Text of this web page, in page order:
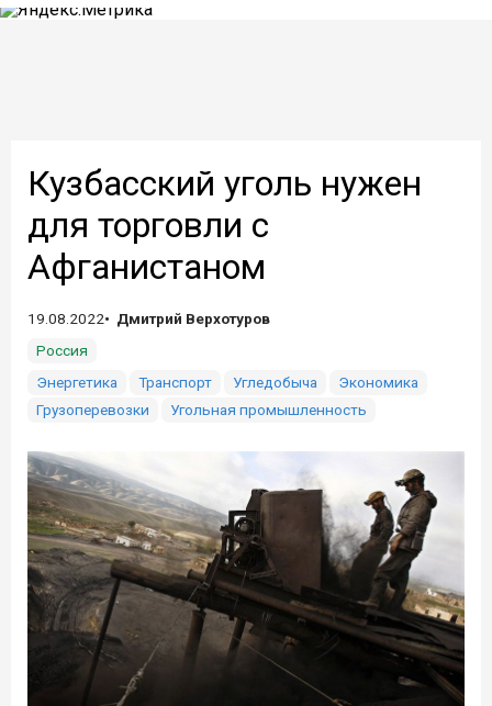
Кузбасский уголь нужен
для торговли с
Афганистаном
19.08.2022
Дмитрий Верхотуров
Россия
Энергетика
Транспорт Угледобыча
Экономика
Грузоперевозки
Угольная промышленность